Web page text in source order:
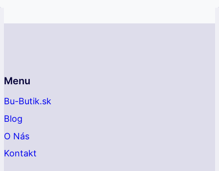
Menu
Bu-Butik.sk
Blog
O Nás
Kontakt